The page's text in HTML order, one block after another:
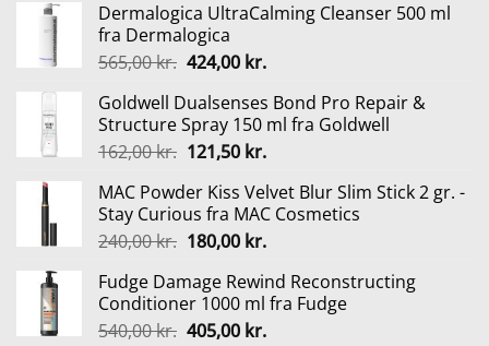
pris
var:
179,95 kr..
pris
99,95 kr..
Dermalogica UltraCalming Cleanser 500 ml
fra Dermalogica
565,00kr. Den
pris
var:
565,00 kr..
424,00 kr.Den
pris
er:
424,00 kr..
Goldwell Dualsenses Bond Pro Repair &
Structure Spray 150 ml fra Goldwell
162,00kr. Den
pris
var:
162,00 kr..
121,50 kr.Den
pris
er:
121,50 kr..
MAC Powder Kiss Velvet Blur Slim Stick 2 gr. -
Stay Curious fra MAC Cosmetics
240,00kr. Den
pris
var:
240,00 kr..
180,00 kr.Den
pris
er:
180,00 kr..
Fudge Damage Rewind Reconstructing
Conditioner 1000 ml fra Fudge
540,00kr. Den
405,00 kr.Den